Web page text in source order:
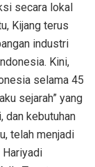
secara lokal
Kijang terus
industri
Kini,
selama 45
sejarah” yang
dan kebutuhan
telah menjadi
Hariyadi